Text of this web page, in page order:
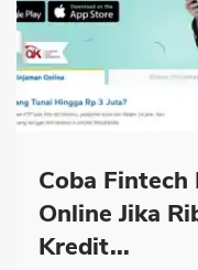
Coba Fintech
Online Jika
Kredit...